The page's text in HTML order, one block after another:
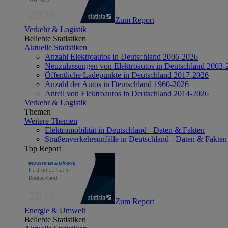
Zum Report
Verkehr & Logistik
Beliebte Statistiken
Aktuelle Statistiken
Anzahl Elektroautos in Deutschland 2006-2026
Neuzulassungen von Elektroautos in Deutschland 2003-
Öffentliche Ladepunkte in Deutschland 2017-2026
Anzahl der Autos in Deutschland 1960-2026
Anteil von Elektroautos in Deutschland 2014-2026
Verkehr & Logistik
Themen
Weitere Themen
Elektromobilität in Deutschland - Daten & Fakten
Straßenverkehrsunfälle in Deutschland - Daten & Fakten
Top Report
Zum Report
Energie & Umwelt
Beliebte Statistiken